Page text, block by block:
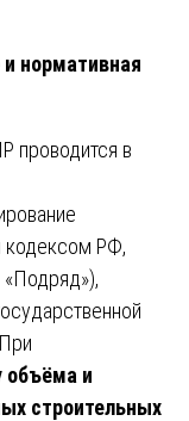
нормативная
проводится в
кодексом РФ,
объёма и
строительных